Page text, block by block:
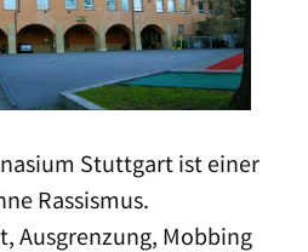
Stuttgart ist einer
Rassismus.
Ausgrenzung, Mobbing